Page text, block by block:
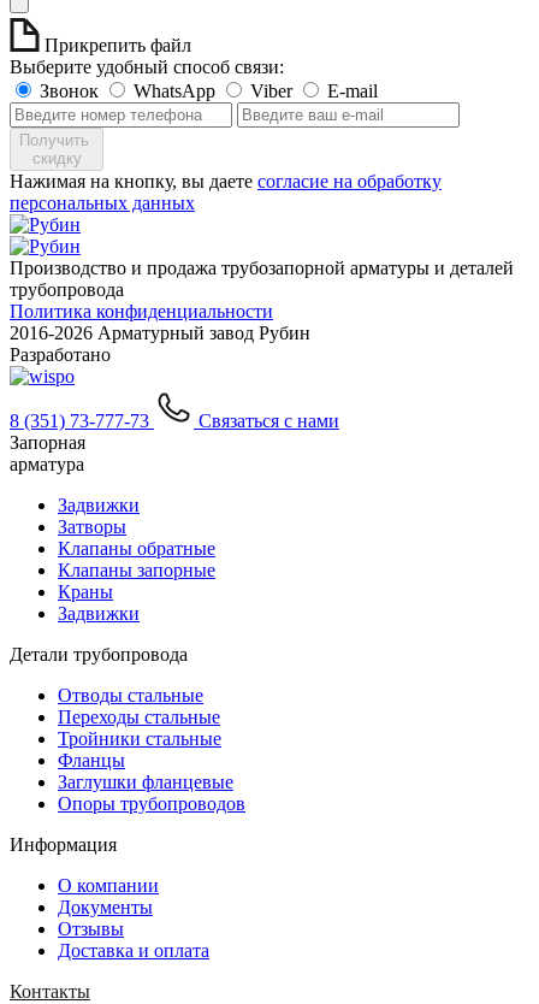
Прикрепить файл
Выберите удобный способ связи:
Звонок
WhatsApp Viber E-mail
Получить
скидку
Нажимая на кнопку, вы даете согласие на обработку
персональных данных
Производство и продажа трубозапорной арматуры и деталей
трубопровода
Политика конфиденциальности
2016-2026 Арматурный завод Рубин
Разработано
8 (351) 73-777-73
Связаться с нами
Запорная
арматура
Задвижки
Затворы
Клапаны обратные
Клапаны запорные
Краны
Задвижки
Детали трубопровода
Отводы стальные
Переходы стальные
Тройники стальные
Фланцы
Заглушки фланцевые
Опоры трубопроводов
Информация
О компании
Документы
Отзывы
Доставка и оплата
Контакты